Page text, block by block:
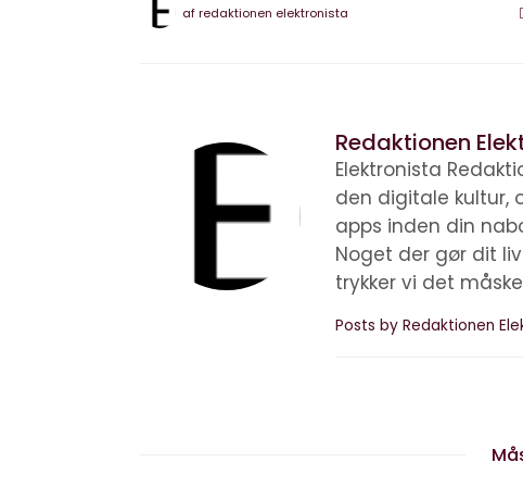
afredaktionen elektronista
Redaktionen
Elektronista
den digitale kultur,
apps inden din
Noget der gør dit
trykker vi det
Posts by Redaktionen